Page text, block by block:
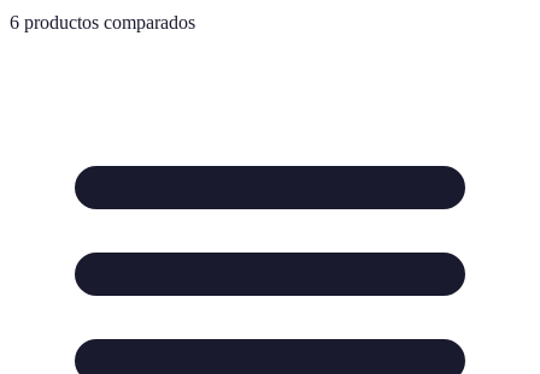
6 productos comparados